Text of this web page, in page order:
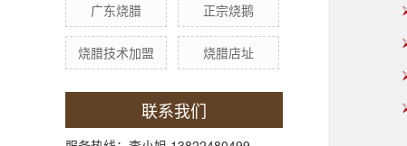
广东烧腊 正宗烧鹅
烧腊技术加盟 烧腊店址
联系我们